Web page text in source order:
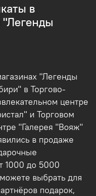
в
"Легенды
"Легенды
в Торгово-
центре
и Торговом
"Галерея "Вояж"
в продаже
1000 до 5000
выбрать для
подарок,